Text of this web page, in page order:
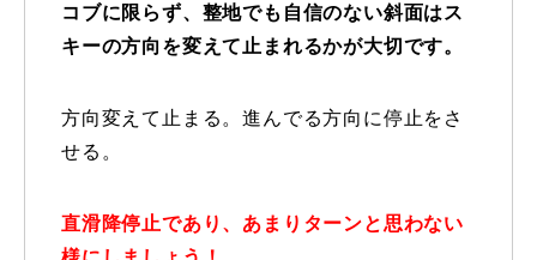
レッスンレポート Report
レッスン内容について
レッスン周辺に関して
コブに限らず、整地でも自信のない斜面はス
キーの方向を変えて止まれるかが大切です。
方向変えて止まる。進んでる方向に停止をさ
せる。
直滑降停止であり、あまりターンと思わない